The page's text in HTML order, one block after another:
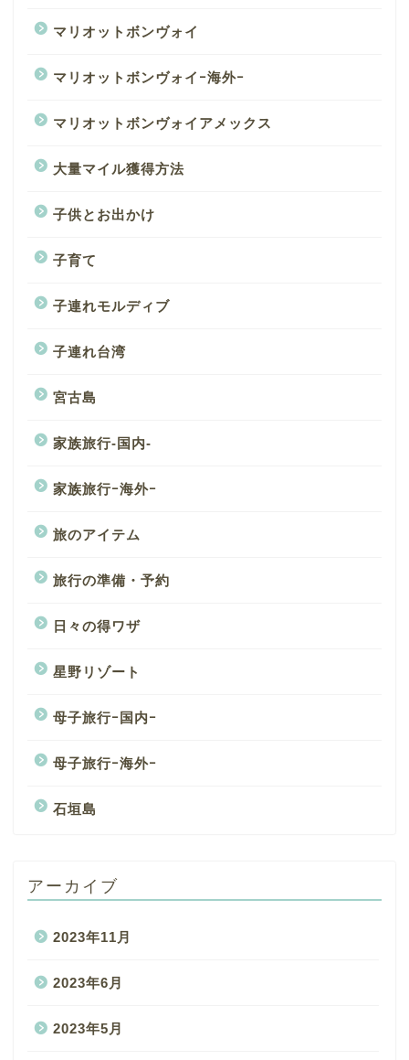
マリオットボンヴォイ
マリオットボンヴォイｰ海外ｰ
マリオットボンヴォイアメックス
大量マイル獲得方法
子供とお出かけ
子育て
子連れモルディブ
子連れ台湾
宮古島
家族旅行-国内-
家族旅行ｰ海外ｰ
旅のアイテム
旅行の準備・予約
日々の得ワザ
星野リゾート
母子旅行ｰ国内ｰ
母子旅行ｰ海外ｰ
石垣島
アーカイブ
2023年11月
2023年6月
2023年5月